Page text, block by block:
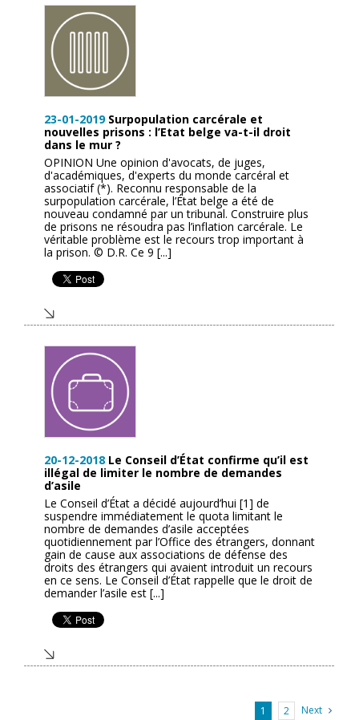
23-01-2019 Surpopulation carcérale et
nouvelles prisons : l’Etat belge va-t-il droit
dans le mur ?
OPINION Une opinion d'avocats, de juges,
d'académiques, d'experts du monde carcéral et
associatif (*). Reconnu responsable de la
surpopulation carcérale, l’État belge a été de
nouveau condamné par un tribunal. Construire plus
de prisons ne résoudra pas l’inflation carcérale. Le
véritable problème est le recours trop important à
la prison. © D.R. Ce 9 [...]
20-12-2018 Le Conseil d’État confirme qu’il est
illégal de limiter le nombre de demandes
d’asile
Le Conseil d’État a décidé aujourd’hui [1] de
suspendre immédiatement le quota limitant le
nombre de demandes d’asile acceptées
quotidiennement par l’Office des étrangers, donnant
gain de cause aux associations de défense des
droits des étrangers qui avaient introduit un recours
en ce sens. Le Conseil d’État rappelle que le droit de
demander l’asile est [...]
1 2 Next